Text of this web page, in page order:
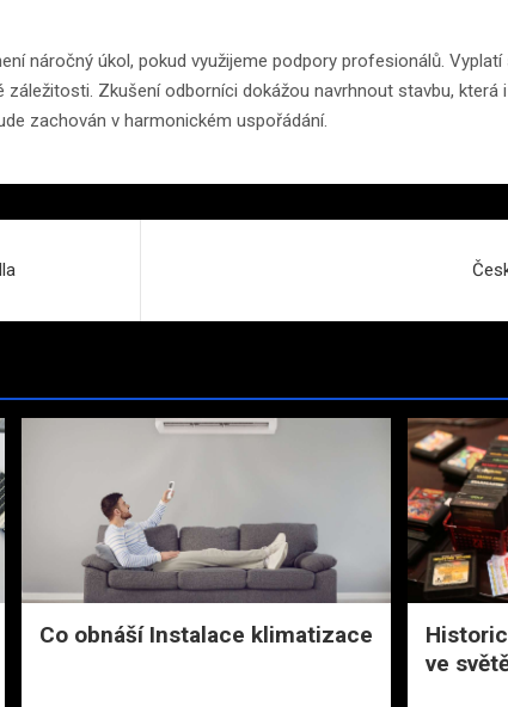
náročný úkol, pokud využijeme podpory profesionálů.
Zkušení odborníci dokážou navrhnout stavbu, která
zachován v harmonickém uspořádání.
Co obnáší Instalace klimatizace
ve